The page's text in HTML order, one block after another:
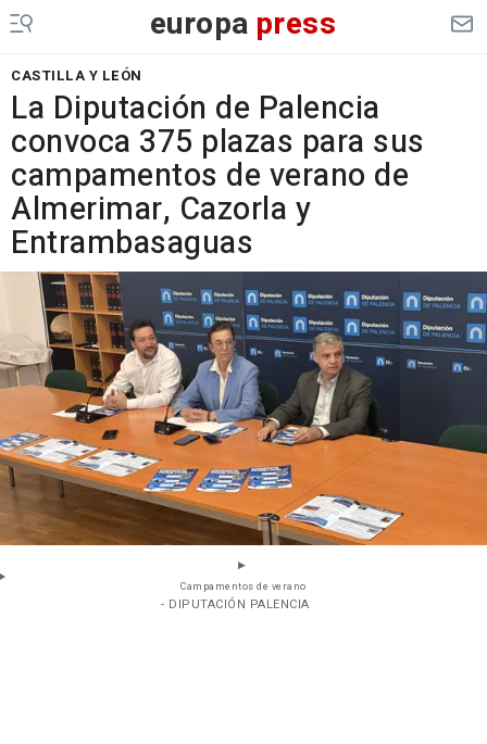
europa press
CASTILLA Y LEÓN
La Diputación de Palencia
convoca 375 plazas para sus
campamentos de verano de
Almerimar, Cazorla y
Entrambasaguas
Campamentos de verano
- DIPUTACIÓN PALENCIA